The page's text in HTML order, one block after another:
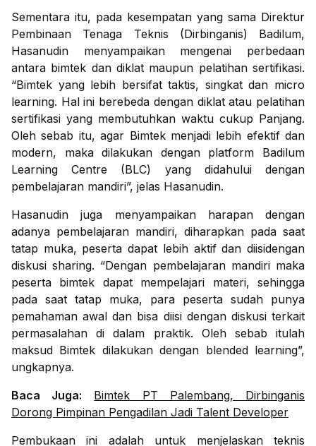
Sementara itu, pada kesempatan yang sama Direktur
Pembinaan Tenaga Teknis (Dirbinganis) Badilum,
Hasanudin menyampaikan mengenai perbedaan
antara bimtek dan diklat maupun pelatihan sertifikasi.
“Bimtek yang lebih bersifat taktis, singkat dan micro
learning. Hal ini berebeda dengan diklat atau pelatihan
sertifikasi yang membutuhkan waktu cukup Panjang.
Oleh sebab itu, agar Bimtek menjadi lebih efektif dan
modern, maka dilakukan dengan platform Badilum
Learning Centre (BLC) yang didahului dengan
pembelajaran mandiri”, jelas Hasanudin.
Hasanudin juga menyampaikan harapan dengan
adanya pembelajaran mandiri, diharapkan pada saat
tatap muka, peserta dapat lebih aktif dan diisidengan
diskusi sharing. “Dengan pembelajaran mandiri maka
peserta bimtek dapat mempelajari materi, sehingga
pada saat tatap muka, para peserta sudah punya
pemahaman awal dan bisa diisi dengan diskusi terkait
permasalahan di dalam praktik. Oleh sebab itulah
maksud Bimtek dilakukan dengan blended learning”,
ungkapnya.
Baca Juga:
Bimtek PT Palembang, Dirbinganis
Dorong Pimpinan Pengadilan Jadi Talent Developer
Pembukaan ini adalah untuk menjelaskan teknis